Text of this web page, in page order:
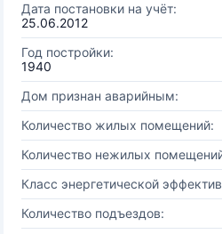
Дата постановки на учёт:
25.06.2012
Год постройки:
1940
Дом признан аварийным:
Количество жилых помещений:
Количество нежилых
Класс энергетической
Количество подъездов: